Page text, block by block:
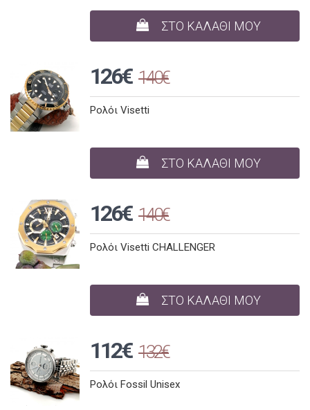
ΣΤΟ ΚΑΛΑΘΙ ΜΟΥ
126€ 140€
Ρολόι Visetti
ΣΤΟ ΚΑΛΑΘΙ ΜΟΥ
126€ 140€
Ρολόι Visetti CHALLENGER
ΣΤΟ ΚΑΛΑΘΙ ΜΟΥ
112€ 132€
Ρολόι Fossil Unisex